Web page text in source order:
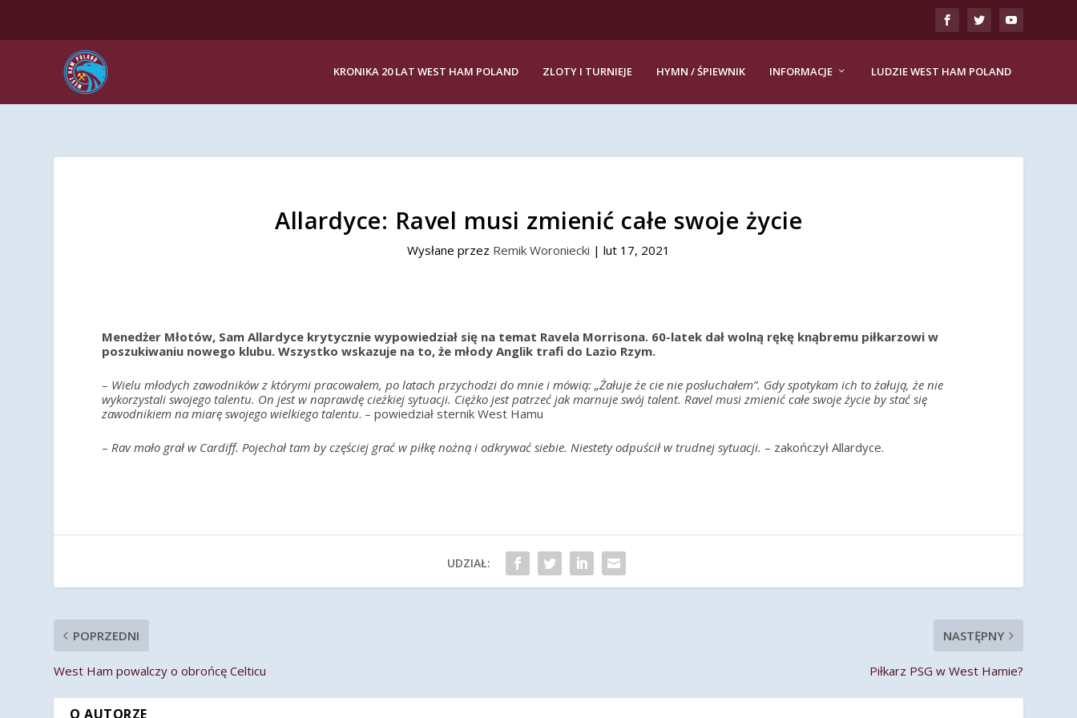
KRONIKA 20 LAT WEST HAM POLAND ZLOTY I TURNIEJE HYMN / ŚPIEWNIK INFORMACJE LUDZIE WEST HAM POLAND
Allardyce: Ravel musi zmienić całe swoje życie
Wysłane przez Remik Woroniecki | lut 17, 2021
Menedżer Młotów, Sam Allardyce krytycznie wypowiedział się na temat Ravela Morrisona. 60-latek dał wolną rękę knąbremu piłkarzowi w
poszukiwaniu nowego klubu. Wszystko wskazuje na to, że młody Anglik trafi do Lazio Rzym.
– Wielu młodych zawodników z którymi pracowałem, po latach przychodzi do mnie i mówią: „Żałuje że cie nie posłuchałem”. Gdy spotykam ich to żałują, że nie
wykorzystali swojego talentu. On jest w naprawdę cieżkiej sytuacji. Ciężko jest patrzeć jak marnuje swój talent. Ravel musi zmienić całe swoje życie by stać się
zawodnikiem na miarę swojego wielkiego talentu. – powiedział sternik West Hamu
– Rav mało grał w Cardiff. Pojechał tam by częściej grać w piłkę nożną i odkrywać siebie. Niestety odpuścił w trudnej sytuacji. – zakończył Allardyce.
UDZIAŁ:
POPRZEDNI
West Ham powalczy o obrońcę Celticu
NASTĘPNY
Piłkarz PSG w West Hamie?
O AUTORZE